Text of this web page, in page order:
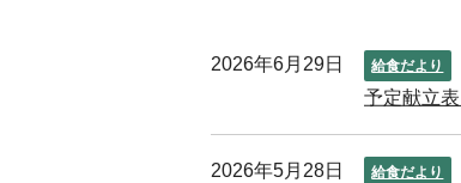
2026年6月29日 給食だより
予定献立
2026年5月28日 給食だより